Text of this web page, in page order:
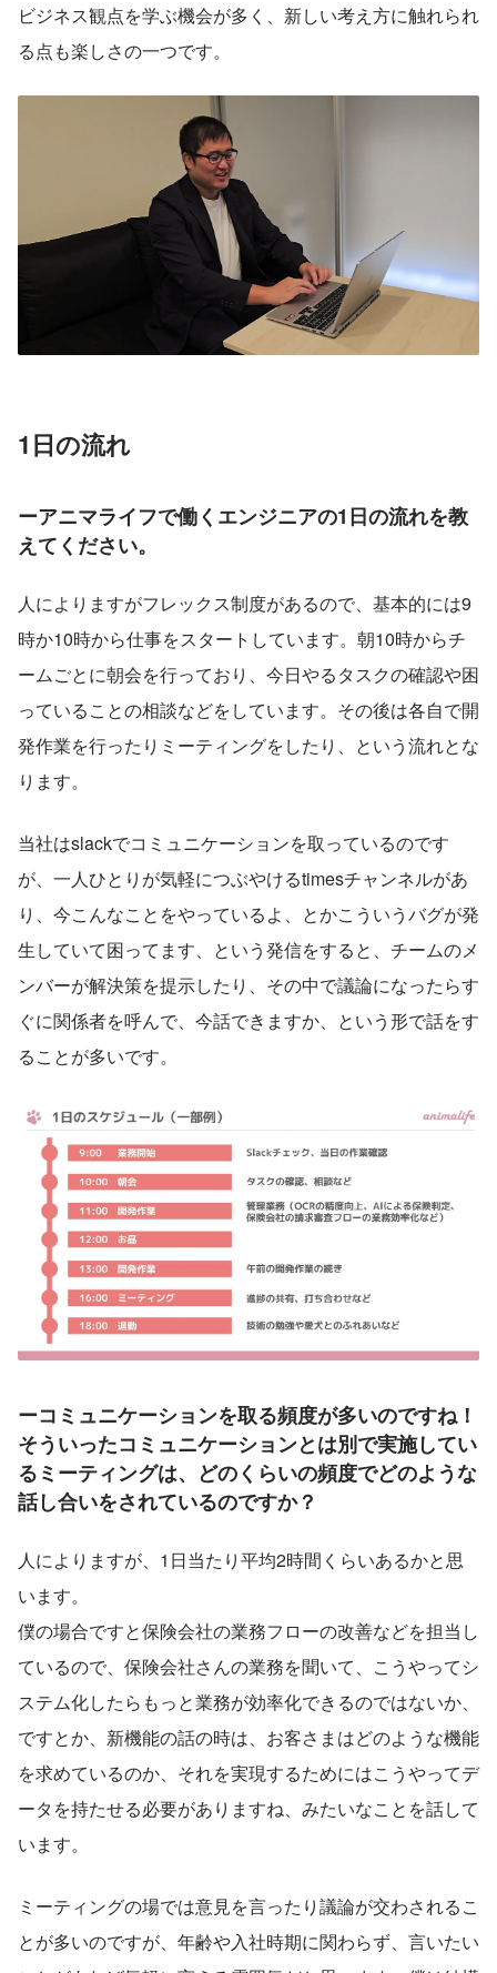
ビジネス観点を学ぶ機会が多く、新しい考え方に触れられ
る点も楽しさの一つです。
1日の流れ
ーアニマライフで働くエンジニアの1日の流れを教
えてください。
人によりますがフレックス制度があるので、基本的には9
時か10時から仕事をスタートしています。朝10時からチ
ームごとに朝会を行っており、今日やるタスクの確認や困
っていることの相談などをしています。その後は各自で開
発作業を行ったりミーティングをしたり、という流れとな
ります。
当社はslackでコミュニケーションを取っているのです
が、一人ひとりが気軽につぶやけるtimesチャンネルがあ
り、今こんなことをやっているよ、とかこういうバグが発
生していて困ってます、という発信をすると、チームのメ
ンバーが解決策を提示したり、その中で議論になったらす
ぐに関係者を呼んで、今話できますか、という形で話をす
ることが多いです。
ーコミュニケーションを取る頻度が多いのですね！
そういったコミュニケーションとは別で実施してい
るミーティングは、どのくらいの頻度でどのような
話し合いをされているのですか？
人によりますが、1日当たり平均2時間くらいあるかと思
います。
僕の場合ですと保険会社の業務フローの改善などを担当し
ているので、保険会社さんの業務を聞いて、こうやってシ
ステム化したらもっと業務が効率化できるのではないか、
ですとか、新機能の話の時は、お客さまはどのような機能
を求めているのか、それを実現するためにはこうやってデ
ータを持たせる必要がありますね、みたいなことを話して
います。
ミーティングの場では意見を言ったり議論が交わされるこ
とが多いのですが、年齢や入社時期に関わらず、言いたい